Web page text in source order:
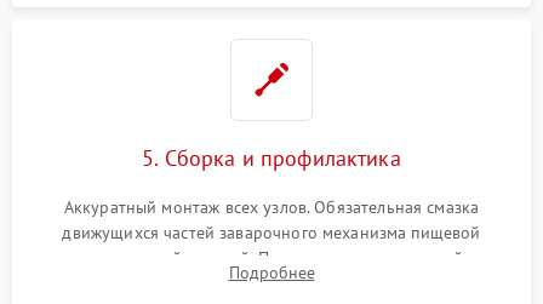
5. Сборка и профилактика
Аккуратный монтаж всех узлов. Обязательная смазка
движущихся частей заварочного механизма пищевой
силиконовой смазкой. Проведение программной
декальцинации и очистки системы от кофейных масел.
Подробнее